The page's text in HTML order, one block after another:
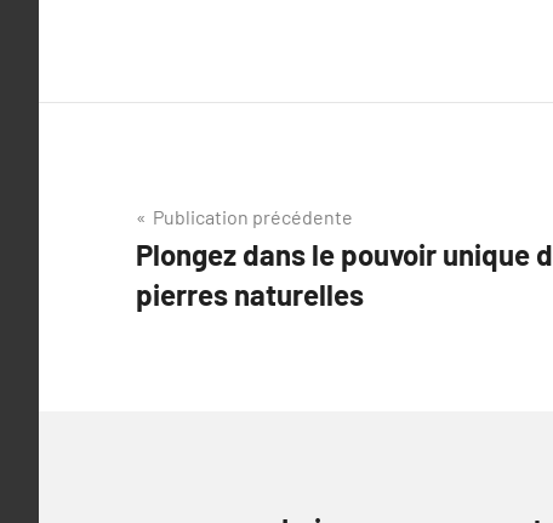
Navigation
de
l’article
Publication précédente
Plongez dans le pouvoir unique
pierres naturelles